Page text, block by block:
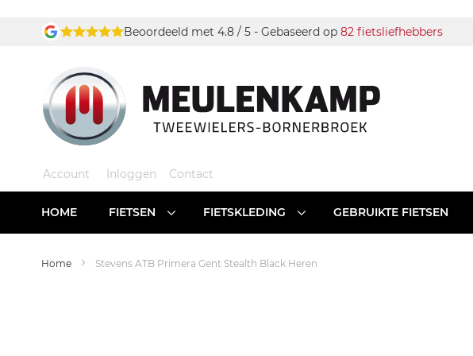
Ga
inhoud
Beoordeeld met 4.8 / 5 - Gebaseerd op 82 fietsliefhebbers
Account Inloggen Contact
HOME FIETSEN FIETSKLEDING GEBRUIKTE FIETSEN
Home Stevens ATB Primera Gent Stealth Black Heren